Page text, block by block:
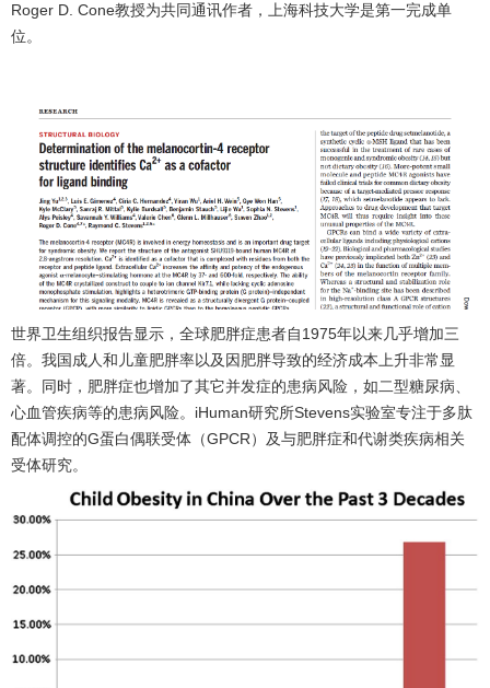
Roger D. Cone教授为共同通讯作者，上海科技大学是第一完成单
位。
世界卫生组织报告显示，全球肥胖症患者自1975年以来几乎增加三
倍。我国成人和儿童肥胖率以及因肥胖导致的经济成本上升非常显
著。同时，肥胖症也增加了其它并发症的患病风险，如二型糖尿病、
心血管疾病等的患病风险。iHuman研究所Stevens实验室专注于多肽
配体调控的G蛋白偶联受体（GPCR）及与肥胖症和代谢类疾病相关
受体研究。